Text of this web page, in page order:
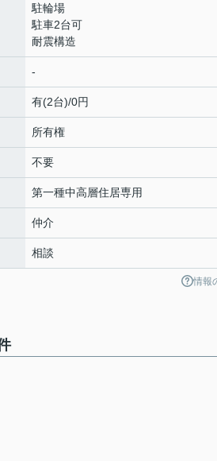
駐輪場
駐車2台可
耐震構造
-
有(2台)/0円
所有権
不要
第一種中高層住居専用
仲介
相談
情報